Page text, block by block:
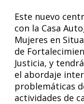
Este nuevo
con la Casa
Mujeres en
de
Justicia, y
el abordaje
problemáticas
actividades de